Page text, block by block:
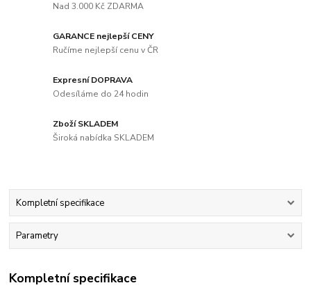
Nad 3.000 Kč ZDARMA
GARANCE nejlepší CENY
Ručíme nejlepší cenu v ČR
Expresní DOPRAVA
Odesíláme do 24 hodin
Zboží SKLADEM
Široká nabídka SKLADEM
Kompletní specifikace
Parametry
Kompletní specifikace